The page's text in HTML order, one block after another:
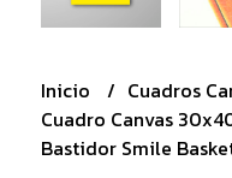
Inicio
Cuadros
Cuadro Canvas
Bastidor Smile